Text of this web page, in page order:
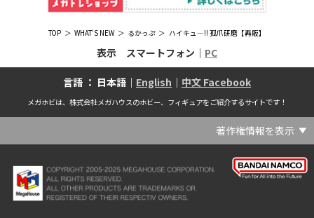
TOP WHAT'S NEW るかっぷ ハイキュ―!! 孤爪研磨【再販】
表示 スマートフォン｜ PC
言語 ： 日本語｜ English ｜ 中文 Facebook
メガホビは、株式会社メガハウスのホビー、フィギュアをご紹介するサイトです！
著作権情報を表示